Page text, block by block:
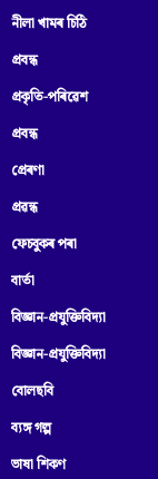
নীলা খামৰ চিঠি
প্রবন্ধ
প্ৰকৃতি-পৰিৱেশ
প্ৰবন্ধ
প্ৰেৰণা
প্ৰৱন্ধ
ফেচবুকৰ পৰা
বাৰ্তা
বিজ্ঞান-প্রযুক্তিবিদ্যা
বিজ্ঞান-প্ৰযুক্তিবিদ্যা
বোলছবি
ব্যঙ্গ গল্প
ভাষা শিকণ